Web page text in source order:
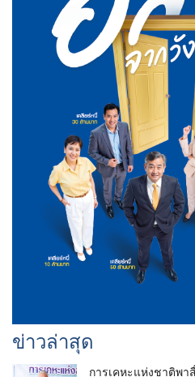
ข่าวล่าสุด
การเคหะแห่งชาติพา